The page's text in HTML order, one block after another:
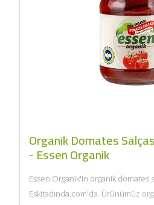
Organik Domates Salçası (650gr,
- Essen Organik
Essen Organik'in organik domates
Eskitadında.com'da. Ürünümüz